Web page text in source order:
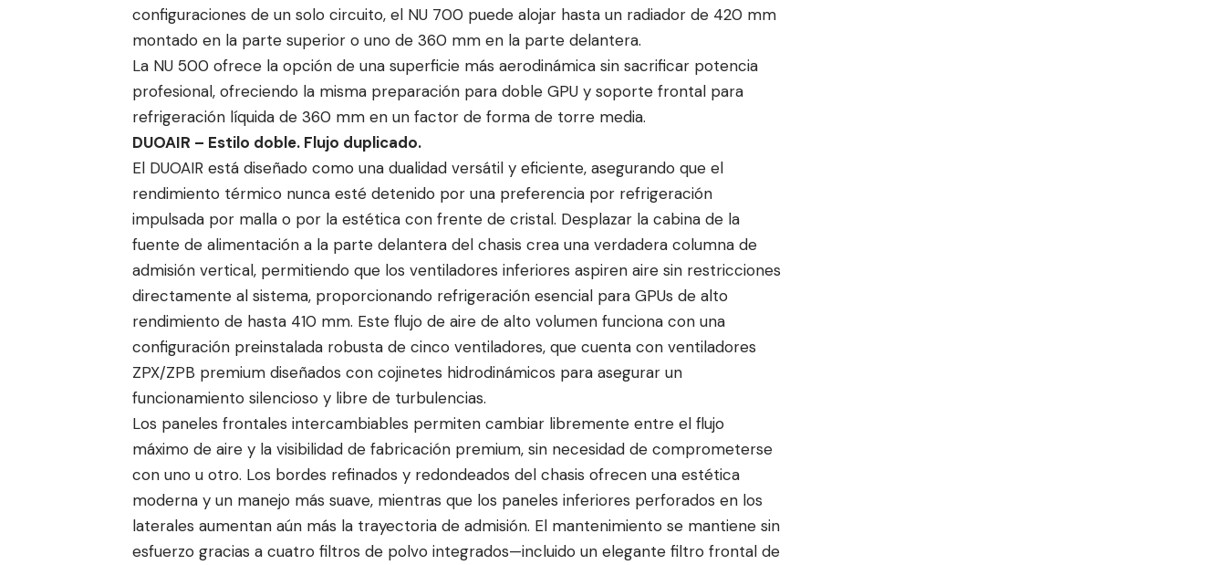
configuraciones de un solo circuito, el NU 700 puede alojar hasta un radiador de 420 mm
montado en la parte superior o uno de 360 mm en la parte delantera.
La NU 500 ofrece la opción de una superficie más aerodinámica sin sacrificar potencia
profesional, ofreciendo la misma preparación para doble GPU y soporte frontal para
refrigeración líquida de 360 mm en un factor de forma de torre media.
DUOAIR – Estilo doble. Flujo duplicado.
El DUOAIR está diseñado como una dualidad versátil y eficiente, asegurando que el
rendimiento térmico nunca esté detenido por una preferencia por refrigeración
impulsada por malla o por la estética con frente de cristal. Desplazar la cabina de la
fuente de alimentación a la parte delantera del chasis crea una verdadera columna de
admisión vertical, permitiendo que los ventiladores inferiores aspiren aire sin restricciones
directamente al sistema, proporcionando refrigeración esencial para GPUs de alto
rendimiento de hasta 410 mm. Este flujo de aire de alto volumen funciona con una
configuración preinstalada robusta de cinco ventiladores, que cuenta con ventiladores
ZPX/ZPB premium diseñados con cojinetes hidrodinámicos para asegurar un
funcionamiento silencioso y libre de turbulencias.
Los paneles frontales intercambiables permiten cambiar libremente entre el flujo
máximo de aire y la visibilidad de fabricación premium, sin necesidad de comprometerse
con uno u otro. Los bordes refinados y redondeados del chasis ofrecen una estética
moderna y un manejo más suave, mientras que los paneles inferiores perforados en los
laterales aumentan aún más la trayectoria de admisión. El mantenimiento se mantiene sin
esfuerzo gracias a cuatro filtros de polvo integrados—incluido un elegante filtro frontal de